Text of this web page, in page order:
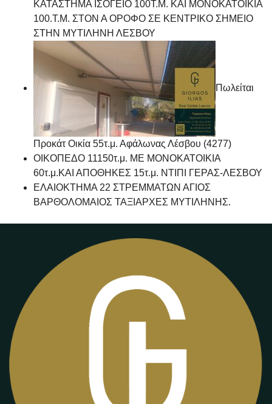
ΚΑΤΑΣΤΗΜΑ ΙΣΟΓΕΙΟ 100Τ.Μ. ΚΑΙ ΜΟΝΟΚΑΤΟΙΚΙΑ
100.Τ.Μ. ΣΤΟΝ Α ΟΡΟΦΟ ΣΕ ΚΕΝΤΡΙΚΟ ΣΗΜΕΙΟ
ΣΤΗΝ ΜΥΤΙΛΗΝΗ ΛΕΣΒΟΥ
Πωλείται
Προκάτ Οικία 55τ.μ. Αφάλωνας Λέσβου (4277)
ΟΙΚΟΠΕΔΟ 11150τ.μ. ΜΕ ΜΟΝΟΚΑΤΟΙΚΙΑ
60τ.μ.ΚΑΙ ΑΠΟΘΗΚΕΣ 15τ.μ. ΝΤΙΠΙ ΓΕΡΑΣ-ΛΕΣΒΟΥ
ΕΛΑΙΟΚΤΗΜΑ 22 ΣΤΡΕΜΜΑΤΩΝ ΑΓΙΟΣ
ΒΑΡΘΟΛΟΜΑΙΟΣ ΤΑΞΙΑΡΧΕΣ ΜΥΤΙΛΗΝΗΣ.